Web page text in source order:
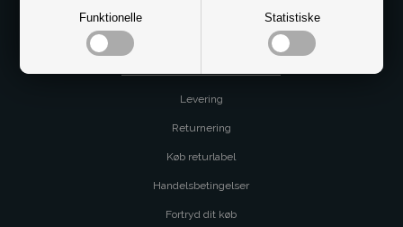
Funktionelle Statistiske
Levering
Returnering
Køb returlabel
Handelsbetingelser
Fortryd dit køb